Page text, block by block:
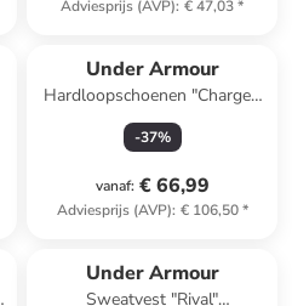
Adviesprijs (AVP): € 47,03*
Under Armour
Hardloopschoenen "Charged
Bandit TR 3" grijs
-37%
vanaf: € 66,99
Adviesprijs (AVP): € 106,50*
Under Armour
Sweatvest "Rival"